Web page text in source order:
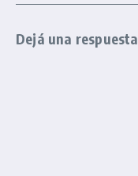
Dejá una respuesta